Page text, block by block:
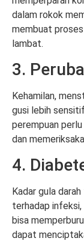
dalam rokok
membuat proses
lambat.
3.
Kehamilan,
gusi lebih
perempuan
dan
4.
Kadar gula
terhadap
bisa
dapat